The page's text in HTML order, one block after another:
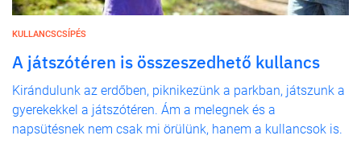
KULLANCSCSÍPÉS
A játszótéren is összeszedhető kullancs
Kirándulunk az erdőben, piknikezünk a parkban, játszunk a
gyerekekkel a játszótéren. Ám a melegnek és a
napsütésnek nem csak mi örülünk, hanem a kullancsok is.